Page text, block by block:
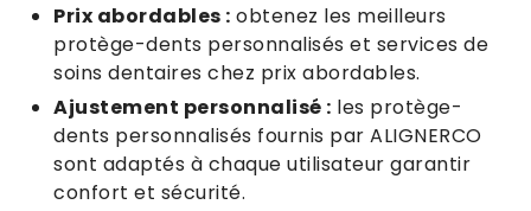
Prix ​​abordables : obtenez les meilleurs
protège-dents personnalisés et services de
soins dentaires chez prix abordables.
Ajustement personnalisé : les protège-
dents personnalisés fournis par ALIGNERCO
sont adaptés à chaque utilisateur garantir
confort et sécurité.